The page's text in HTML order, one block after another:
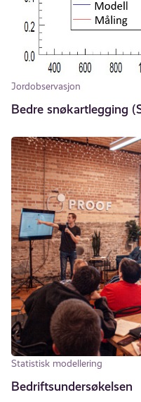
Jordobservasjon
Bedre snøkartlegging
Statistisk modellering
Bedriftsundersøkelsen